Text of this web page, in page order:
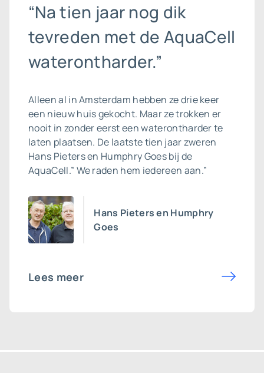
“Na tien jaar nog dik
tevreden met de AquaCell
waterontharder.”
Alleen al in Amsterdam hebben ze drie keer
een nieuw huis gekocht. Maar ze trokken er
nooit in zonder eerst een waterontharder te
laten plaatsen. De laatste tien jaar zweren
Hans Pieters en Humphry Goes bij de
AquaCell.” We raden hem iedereen aan.”
Hans Pieters en Humphry
Goes
Lees meer